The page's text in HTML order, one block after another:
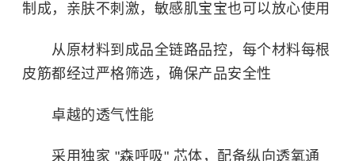
制成，亲肤不刺激，敏感肌宝宝也可以放心使用
从原材料到成品全链路品控，每个材料每根
皮筋都经过严格筛选，确保产品安全性
卓越的透气性能
采用独家 "森呼吸" 芯体，配备纵向透氧通